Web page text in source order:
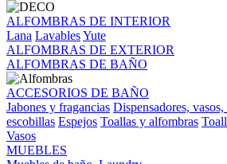
ALFOMBRAS DE INTERIOR
Lana LavablesYute
ALFOMBRAS DE EXTERIOR
ALFOMBRAS DE BAÑO
ACCESORIOS DE BAÑO
Jabones y fragancias Dispensadores,
escobillas Espejos Toallas y alfombras
Vasos
MUEBLES